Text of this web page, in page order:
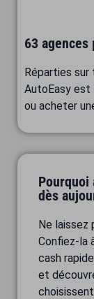
63 agences
Réparties
AutoEasy est
ou acheter
Pourquoi
dès
Ne laissez
Confiez-la
cash
et